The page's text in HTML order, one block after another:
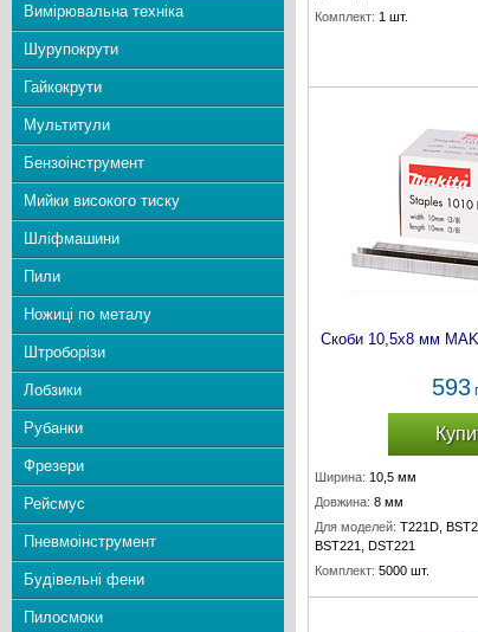
Вимірювальна техніка
Шурупокрути
Гайкокрути
Мультитули
Бензоінструмент
Мийки високого тиску
Шліфмашини
Пили
Ножиці по металу
Штроборізи
Лобзики
Рубанки
Фрезери
Рейсмус
Пневмоінструмент
Будівельні фени
Пилосмоки
Комплект: 1 шт.
Скоби 10,5х8 мм
593
Ширина: 10,5 мм
Довжина: 8 мм
Для моделей: T221D,
BST221, DST221
Комплект: 5000 шт.